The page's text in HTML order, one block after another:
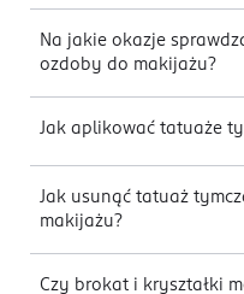
Na jakie okazje
ozdoby do makijażu?
Jak aplikować tatuaże
Jak usunąć tatuaż
makijażu?
Czy brokat i kryształki